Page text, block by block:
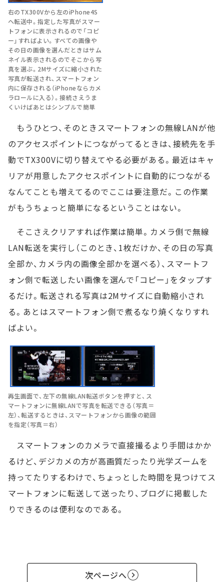
右のTX300Vから左のiPhone4S
ヘ転送中。指定した写真がスマー
トフォンに表示されるので「コピ
ー」すればよい。すべての画像や
その日の画像を選んだときはサム
ネイル表示されるのでそこから写
真を選ぶ。2Mサイズに縮小された
写真が転送され、スマートフォン
内に保存される（iPhoneならカメ
ラロールに入る）。接続さえうま
くいけばあとはシンプルで簡単
もうひとつ、そのときスマートフォンの無線LANが他
のアクセスポイントにつながってるときは、接続先を手
動でTX300Vに切り替えてやる必要がある。最近はキャ
リアが用意したアクセスポイントに自動的につながる
なんてことも増えてるのでここは要注意だ。この作業
がもうちょっと簡単になるということはない。
そこさえクリアすれば作業は簡単。カメラ側で無線
LAN転送を実行し（このとき、1枚だけか、その日の写真
全部か、カメラ内の画像全部かを選べる）、スマートフ
ォン側で転送したい画像を選んで「コピー」をタップす
るだけ。転送される写真は2Mサイズに自動縮小され
る。あとはスマートフォン側で煮るなり焼くなりすれ
ばよい。
再生画面で、左下の無線LAN転送ボタンを押すと、ス
マートフォンに無線LANで写真を転送できる（写真＝
左）、転送するときは、スマートフォンから画像の範囲
を指定（写真＝右）
スマートフォンのカメラで直接撮るより手間はかか
るけど、デジカメの方が高画質だったり光学ズームを
持ってたりするわけで、ちょっとした時間を見つけてス
マートフォンに転送して送ったり、ブログに掲載した
りできるのは便利なのである。
次ページへ